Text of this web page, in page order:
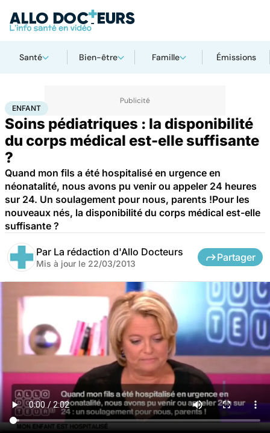
Santé Bien-être Famille Émissions
AccueilFamille
ENFANT
Soins pédiatriques : la disponibilité
du corps médical est-elle suffisante
?
Quand mon fils a été hospitalisé en urgence en
néonatalité, nous avons pu venir ou appeler 24 heures
sur 24. Un soulagement pour nous, parents !Pour les
nouveaux nés, la disponibilité du corps médical est-elle
suffisante ?
Par La rédaction d'Allo Docteurs
Mis à jour le 22/03/2013
Partager